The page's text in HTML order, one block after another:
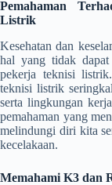
Pemahaman
Listrik
Kesehatan dan
hal yang tidak dapat
pekerja teknisi
teknisi listrik
serta lingkungan
pemahaman yang
melindungi diri kita
kecelakaan.
Memahami K3 dan